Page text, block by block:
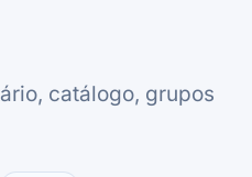
catálogo, grupos